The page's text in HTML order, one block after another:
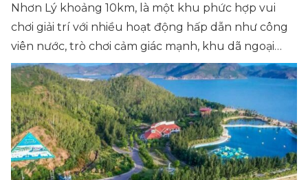
Nhơn Lý khoảng 10km, là một khu phức hợp vui
chơi giải trí với nhiều hoạt động hấp dẫn như công
viên nước, trò chơi cảm giác mạnh, khu dã ngoại…